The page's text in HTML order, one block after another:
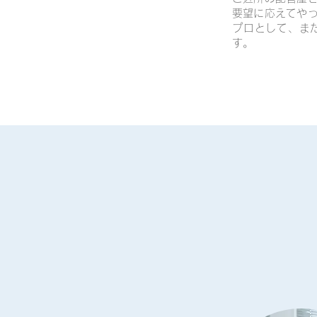
要望に応えてや
プロとして、ま
す。